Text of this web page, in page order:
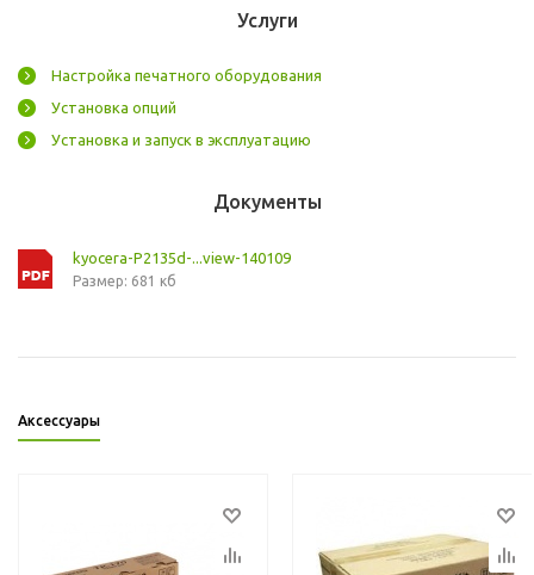
Услуги
Настройка печатного оборудования
Установка опций
Установка и запуск в эксплуатацию
Документы
kyocera-P2135d-...view-140109
Размер: 681 кб
Аксессуары